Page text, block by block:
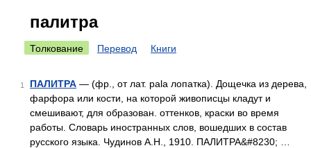
палитра
Толкование Перевод Книги
1 ПАЛИТРА — (фр., от лат. pala лопатка). Дощечка из дерева,
фарфора или кости, на которой живописцы кладут и
смешивают, для образован. оттенков, краски во время
работы. Словарь иностранных слов, вошедших в состав
русского языка. Чудинов А.Н., 1910. ПАЛИТРА&#8230; …